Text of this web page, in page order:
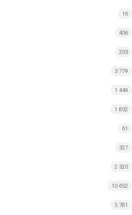
16
406
203
3 779
1 449
1 802
61
327
2 320
10 652
5 781